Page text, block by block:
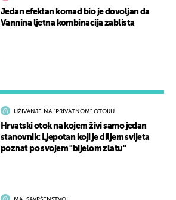
UŽIVANJE NA "PRIVATNOM" OTOKU
Hrvatski otok na kojem živi samo jedan
stanovnik: Ljepotan koji je diljem svijeta
poznat po svojem "bijelom zlatu"
Jedan efektan komad bio je dovoljan da
Vannina ljetna kombinacija zablista